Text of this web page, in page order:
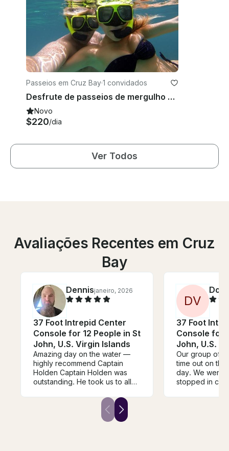
Passeios em Cruz Bay·1 convidados
Desfrute de passeios de mergulho com snorkel em Cruz Bay, St. John
Novo
$220/dia
Ver Todos
Avaliações Recentes em Cruz
Bay
Dennisjaneiro, 2026
37 Foot Intrepid Center
Console for 12 People in St
John, U.S. Virgin Islands
Amazing day on the water —
highly recommend Captain
Holden Captain Holden was
outstanding. He took us to all
reach by boat, and the entire
day felt effortless and well-
paced. The boat itself was
DV
37 Foot
Console for
John, U.S.
Our group of
time out on
day. We went
stopped in